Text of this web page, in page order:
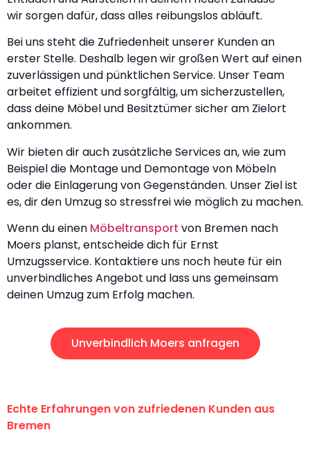
wir sorgen dafür, dass alles reibungslos abläuft.
Bei uns steht die Zufriedenheit unserer Kunden an
erster Stelle. Deshalb legen wir großen Wert auf einen
zuverlässigen und pünktlichen Service. Unser Team
arbeitet effizient und sorgfältig, um sicherzustellen,
dass deine Möbel und Besitztümer sicher am Zielort
ankommen.
Wir bieten dir auch zusätzliche Services an, wie zum
Beispiel die Montage und Demontage von Möbeln
oder die Einlagerung von Gegenständen. Unser Ziel ist
es, dir den Umzug so stressfrei wie möglich zu machen.
Wenn du einen Möbeltransport von Bremen nach
Moers planst, entscheide dich für Ernst
Umzugsservice. Kontaktiere uns noch heute für ein
unverbindliches Angebot und lass uns gemeinsam
deinen Umzug zum Erfolg machen.
Unverbindlich Moers anfragen
Echte Erfahrungen von zufriedenen Kunden aus
Bremen